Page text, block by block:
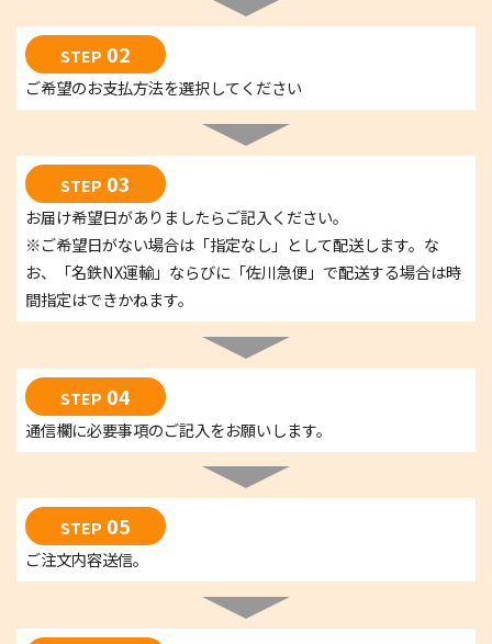
STEP 02
ご希望のお支払方法を選択してください
STEP 03
お届け希望日がありましたらご記入ください。
※ご希望日がない場合は「指定なし」として配送します。な
お、「名鉄NX運輸」ならびに「佐川急便」で配送する場合は時
間指定はできかねます。
STEP 04
通信欄に必要事項のご記入をお願いします。
STEP 05
ご注文内容送信。